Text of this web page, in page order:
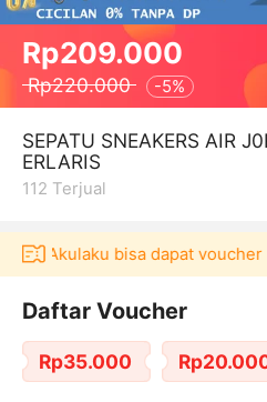
Rp209.000
Rp220.000 -5%
SEPATU SNEAKERS AIR
ERLARIS
112 Terjual
Akulaku bisa dapat voucher
Daftar Voucher
Rp35.000